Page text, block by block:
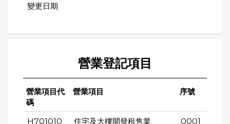
變更日期
營業登記項目
營業項目代
碼
營業項目 序號
H701010 住宅及大樓開發租售業 0001